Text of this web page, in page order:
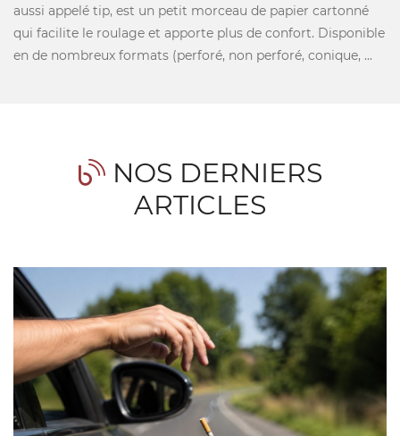
aussi appelé tip, est un petit morceau de papier cartonné
qui facilite le roulage et apporte plus de confort. Disponible
en de nombreux formats (perforé, non perforé, conique, ...
NOS DERNIERS
ARTICLES